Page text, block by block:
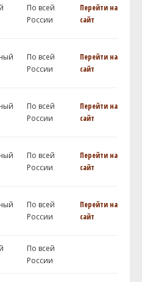
По всей
России
Перейти на
сайт
По всей
России
Перейти на
сайт
По всей
России
Перейти на
сайт
По всей
России
Перейти на
сайт
По всей
России
Перейти на
сайт
По всей
России